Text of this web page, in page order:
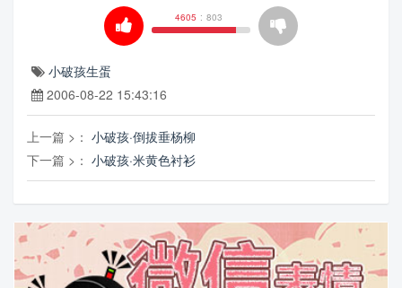
4605 : 803
小破孩生蛋
2006-08-22 15:43:16
上一篇 >： 小破孩·倒拔垂杨柳
下一篇 >： 小破孩·米黄色衬衫